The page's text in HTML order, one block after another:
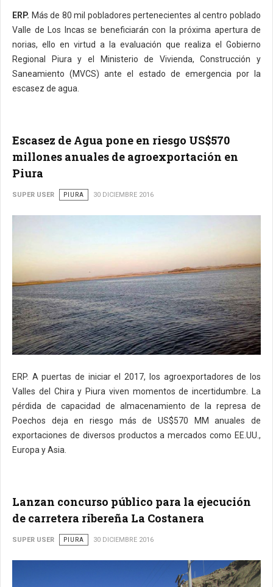
ERP. Más de 80 mil pobladores pertenecientes al centro poblado
Valle de Los Incas se beneficiarán con la próxima apertura de
norias, ello en virtud a la evaluación que realiza el Gobierno
Regional Piura y el Ministerio de Vivienda, Construcción y
Saneamiento (MVCS) ante el estado de emergencia por la
escasez de agua.
Escasez de Agua pone en riesgo US$570
millones anuales de agroexportación en
Piura
SUPER USER PIURA 30 DICIEMBRE 2016
ERP. A puertas de iniciar el 2017, los agroexportadores de los
Valles del Chira y Piura viven momentos de incertidumbre. La
pérdida de capacidad de almacenamiento de la represa de
Poechos deja en riesgo más de US$570 MM anuales de
exportaciones de diversos productos a mercados como EE.UU.,
Europa y Asia.
Lanzan concurso público para la ejecución
de carretera ribereña La Costanera
SUPER USER PIURA 30 DICIEMBRE 2016